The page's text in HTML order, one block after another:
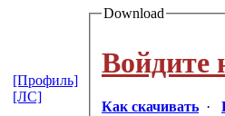
Download
Войдите
Как скачивать ·
[Профиль]
[ЛС]